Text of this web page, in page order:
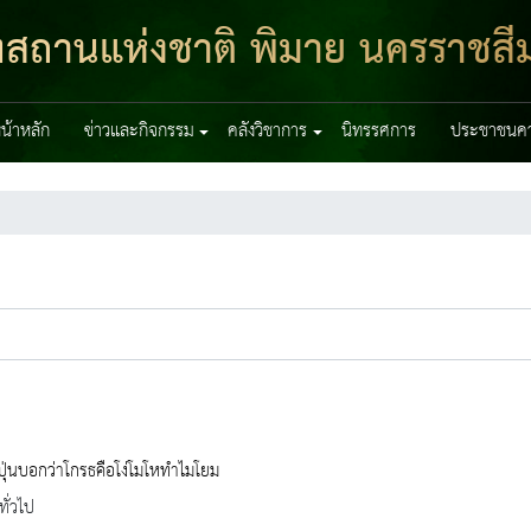
านแห่งชาติ พิมาย นครราชสี
าหลัก ข่าวและกิจกรรม คลังวิชาการ นิทรรศการ ประชาชน
บอกว่าโกรธคือโง่โมโหทำไมโยม
วไป